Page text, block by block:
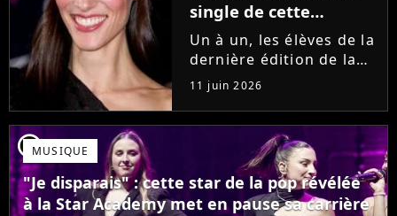
single de cette
ancienne élève de la
Star Academy
Un à un, les élèves de la
dernière édition de la
Star Academy se font
une place dans le nid.
Dans le sillage d'Ambre,
c'est au tour de Lily
Campa de présenter
son univers à travers...
11 juin 2026
player2MUSIQUE
"Je disparais" : cette star de la pop révélée
à la Star Academy met en pause sa carrière